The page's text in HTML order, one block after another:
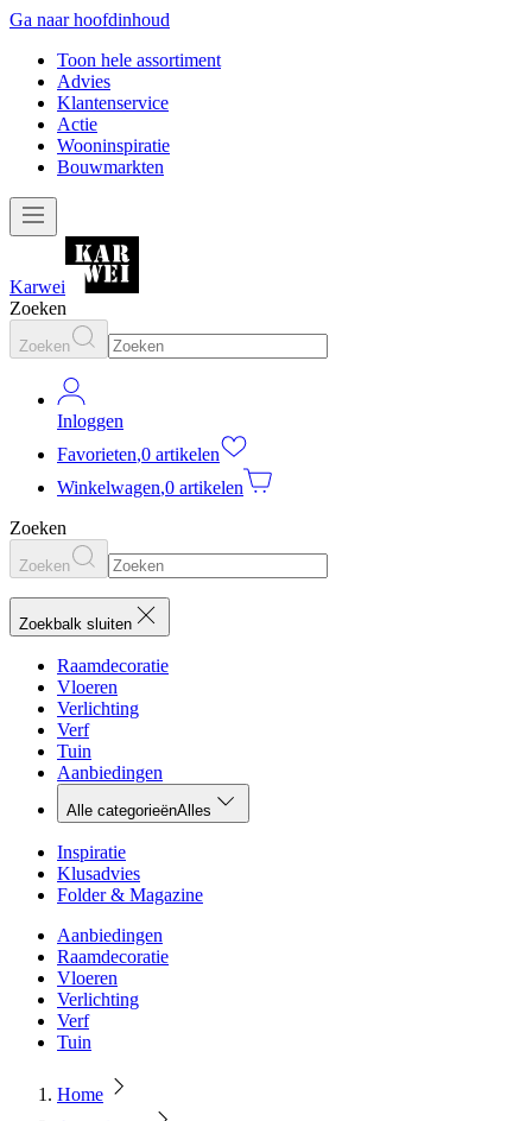
Ga naar hoofdinhoud
Toon hele assortiment
Advies
Klantenservice
Actie
Wooninspiratie
Bouwmarkten
Karwei
Zoeken
Zoeken
Inloggen
Favorieten,0 artikelen
Winkelwagen,0 artikelen
Zoeken
Zoeken
Zoekbalk sluiten
Raamdecoratie
Vloeren
Verlichting
Verf
Tuin
Aanbiedingen
Alle categorieënAlles
Inspiratie
Klusadvies
Folder & Magazine
Aanbiedingen
Raamdecoratie
Vloeren
Verlichting
Verf
Tuin
Home